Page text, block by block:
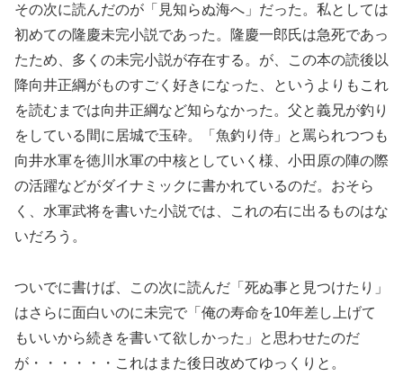
その次に読んだのが「見知らぬ海へ」だった。私としては
初めての隆慶未完小説であった。隆慶一郎氏は急死であっ
たため、多くの未完小説が存在する。が、この本の読後以
降向井正綱がものすごく好きになった、というよりもこれ
を読むまでは向井正綱など知らなかった。父と義兄が釣り
をしている間に居城で玉砕。「魚釣り侍」と罵られつつも
向井水軍を徳川水軍の中核としていく様、小田原の陣の際
の活躍などがダイナミックに書かれているのだ。おそら
く、水軍武将を書いた小説では、これの右に出るものはな
いだろう。
ついでに書けば、この次に読んだ「死ぬ事と見つけたり」
はさらに面白いのに未完で「俺の寿命を10年差し上げて
もいいから続きを書いて欲しかった」と思わせたのだ
が・・・・・・これはまた後日改めてゆっくりと。